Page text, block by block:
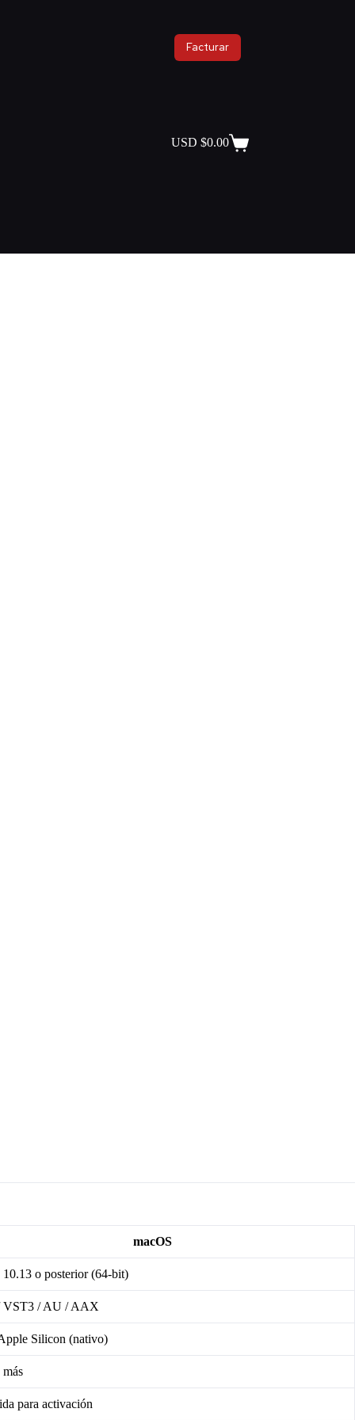
Facturar
USD $0.00
macOS
10.13 o posterior (64-bit)
VST3 / AU / AAX
Silicon (nativo)
para activación